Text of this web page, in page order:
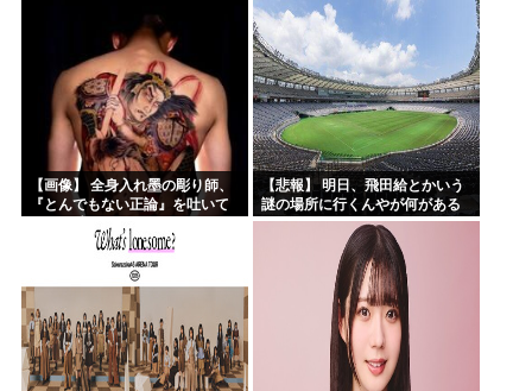
【画像】 全身入れ墨の彫り師、
『とんでもない正論』を吐いて
【悲報】 明日、飛田給とかいう
謎の場所に行くんやが何がある
んや????・・・・・・・・・